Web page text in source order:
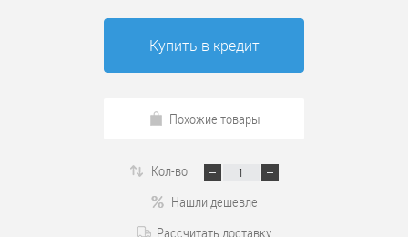
Купить в кредит
Похожие товары
Кол-во:
Нашли дешевле
Рассчитать доставку